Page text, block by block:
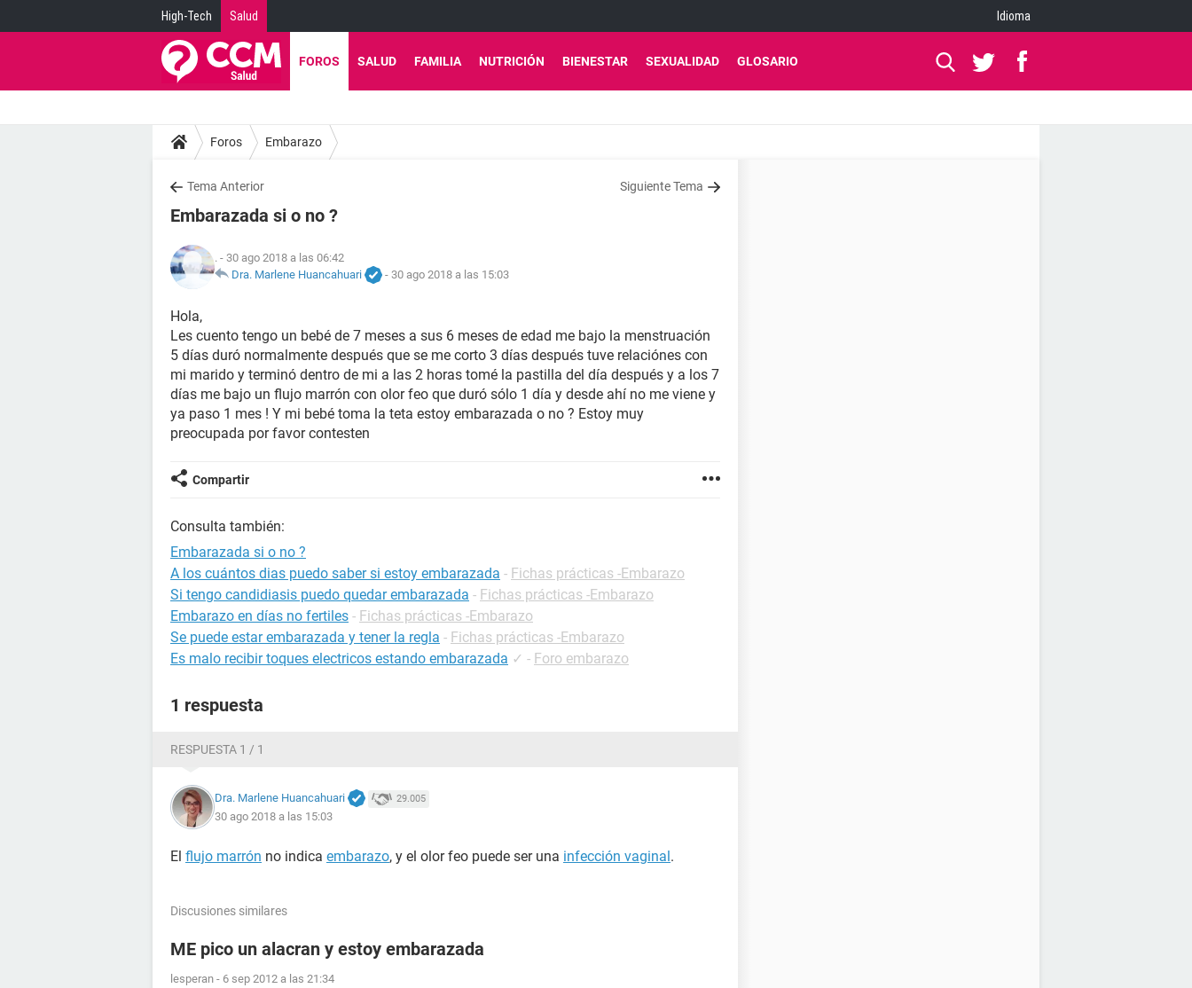
High-Tech Salud Idioma
FOROS SALUD FAMILIA NUTRICIÓN BIENESTAR SEXUALIDAD GLOSARIO
Foros Embarazo
Tema Anterior Siguiente Tema
Embarazada si o no ?
. - 30 ago 2018 a las 06:42
Dra. Marlene Huancahuari
- 30 ago 2018 a las 15:03
Hola,
Les cuento tengo un bebé de 7 meses a sus 6 meses de edad me bajo la menstruación
5 días duró normalmente después que se me corto 3 días después tuve relaciónes con
mi marido y terminó dentro de mi a las 2 horas tomé la pastilla del día después y a los 7
días me bajo un flujo marrón con olor feo que duró sólo 1 día y desde ahí no me viene y
ya paso 1 mes ! Y mi bebé toma la teta estoy embarazada o no ? Estoy muy
preocupada por favor contesten
Compartir
Consulta también:
Embarazada si o no ?
A los cuántos dias puedo saber si estoy embarazada - Fichas prácticas -Embarazo
Si tengo candidiasis puedo quedar embarazada - Fichas prácticas -Embarazo
Embarazo en días no fertiles - Fichas prácticas -Embarazo
Se puede estar embarazada y tener la regla - Fichas prácticas -Embarazo
Es malo recibir toques electricos estando embarazada ✓ - Foro embarazo
1 respuesta
RESPUESTA 1 / 1
Dra. Marlene Huancahuari 29.005
30 ago 2018 a las 15:03
El flujo marrón no indica embarazo, y el olor feo puede ser una infección vaginal.
Discusiones similares
ME pico un alacran y estoy embarazada
lesperan - 6 sep 2012 a las 21:34